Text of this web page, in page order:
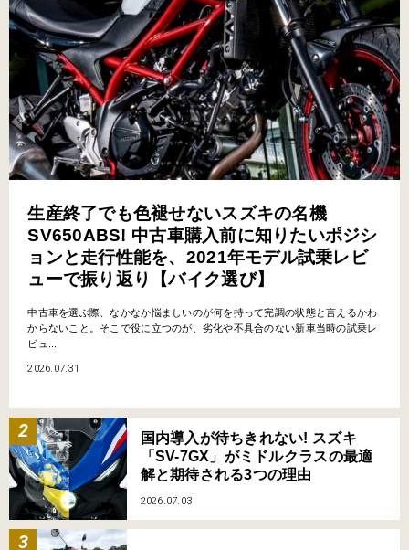
生産終了でも色褪せないスズキの名機
SV650ABS! 中古車購入前に知りたいポジシ
ョンと走行性能を、2021年モデル試乗レビ
ューで振り返り【バイク選び】
中古車を選ぶ際、なかなか悩ましいのが何を持って完調の状態と言えるかわ
からないこと。そこで役に立つのが、劣化や不具合のない新車当時の試乗レ
ビュ...
2026.07.31
国内導入が待ちきれない! スズキ
「SV-7GX」がミドルクラスの最適
解と期待される3つの理由
2026.07.03